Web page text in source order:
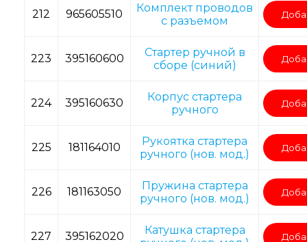
212 965605510
Комплект проводов
с разъемом
223 395160600
Стартер ручной в
сборе (синий)
224 395160630
Корпус стартера
ручного
225 181164010
Рукоятка стартера
ручного (нов. мод.)
226 181163050
Пружина стартера
ручного (нов. мод.)
227 395162020
Катушка стартера